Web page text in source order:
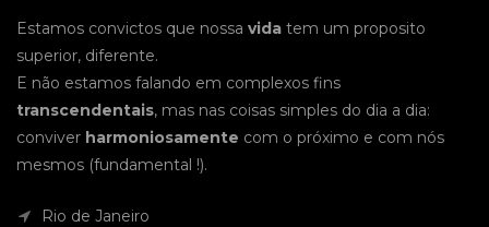
Estamos convictos que nossa vida tem um proposito
superior, diferente.
E não estamos falando em complexos fins
transcendentais, mas nas coisas simples do dia a dia:
conviver harmoniosamente com o próximo e com nós
mesmos (fundamental !).
Rio de Janeiro